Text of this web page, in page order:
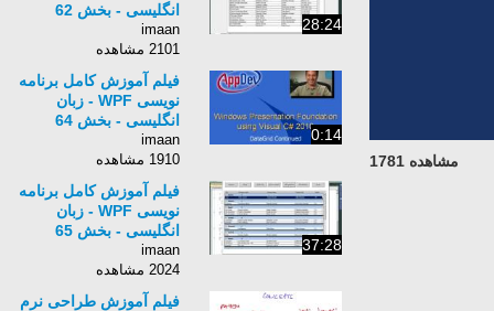
مشاهده 1781
28:24
انگلیسی - بخش 62
imaan
2101 مشاهده
0:14
فیلم آموزش کامل برنامه
نویسی WPF - زبان
انگلیسی - بخش 64
imaan
1910 مشاهده
37:28
فیلم آموزش کامل برنامه
نویسی WPF - زبان
انگلیسی - بخش 65
imaan
2024 مشاهده
فیلم آموزش طراحی نرم